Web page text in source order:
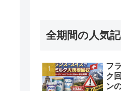
全期間の人気
フ
ク
ン